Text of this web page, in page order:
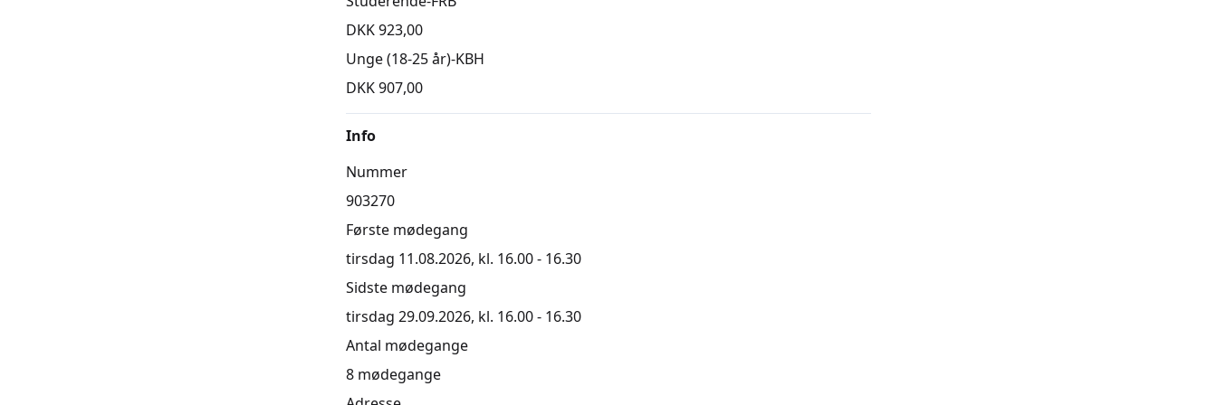
DKK 923,00
Unge (18-25 år)-KBH
DKK 907,00
Info
Nummer
903270
Første mødegang
tirsdag 11.08.2026, kl. 16.00 - 16.30
Sidste mødegang
tirsdag 29.09.2026, kl. 16.00 - 16.30
Antal mødegange
8 mødegange